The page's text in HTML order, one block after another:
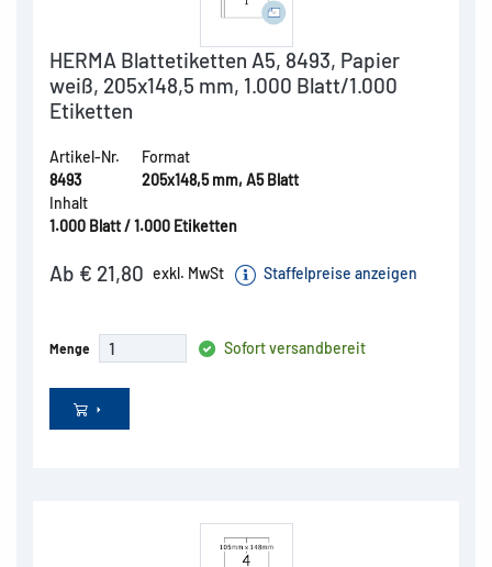
HERMA Blattetiketten A5, 8493, Papier
weiß, 205x148,5 mm, 1.000 Blatt/1.000
Etiketten
Artikel-Nr.
8493
Format
205x148,5 mm, A5 Blatt
Inhalt
1.000 Blatt / 1.000 Etiketten
Ab € 21,80 exkl. MwSt Staffelpreise anzeigen
Menge Sofort versandbereit